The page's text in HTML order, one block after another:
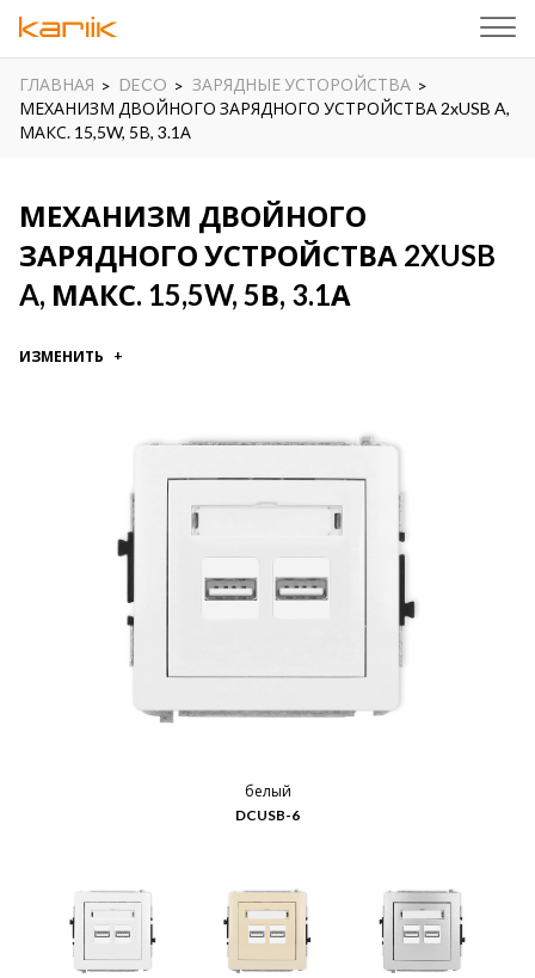
ГЛАВНАЯ DECO
ЗАРЯДНЫЕ УСТОРОЙСТВА
МЕХАНИЗМ ДВОЙНОГО ЗАРЯДНОГО УСТРОЙСТВА 2xUSB A,
МАКС. 15,5W, 5В, 3.1А
МЕХАНИЗМ ДВОЙНОГО
ЗАРЯДНОГО УСТРОЙСТВА 2XUSB
A, МАКС. 15,5W, 5В, 3.1А
ИЗМЕНИТЬ
белый
DCUSB-6